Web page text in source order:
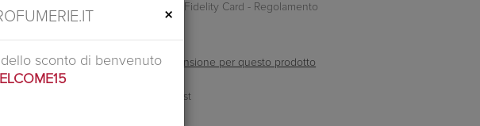
Ottieni 3 punti Camilleri Fidelity Card - Regolamento
Si tratta della prima recensione per questo prodotto
×
sconto di benvenuto